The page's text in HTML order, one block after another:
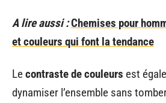
A lire aussi :Chemises pour
et couleurs qui font la tendance
Lecontraste de couleurs est
dynamiser l’ensemble sans